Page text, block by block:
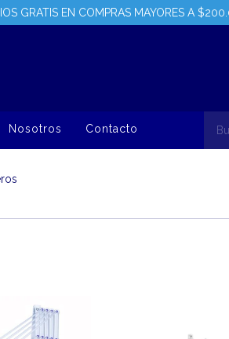
GRATIS EN COMPRAS MAYORES A
Nosotros Contacto